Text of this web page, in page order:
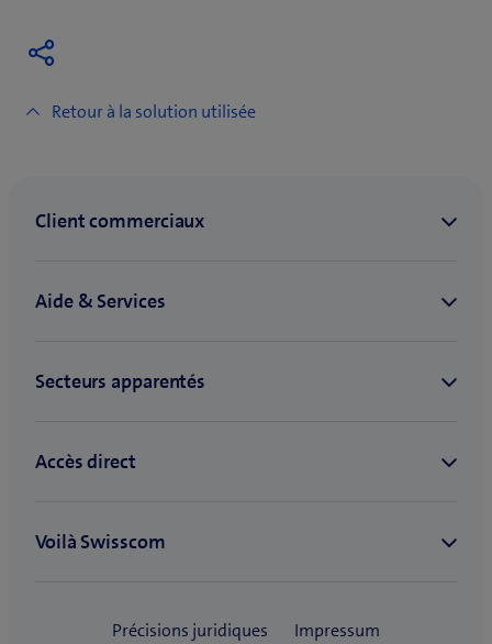
Retour à la solution utilisée